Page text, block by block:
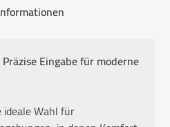
Eingabe für moderne
ideale Wahl für